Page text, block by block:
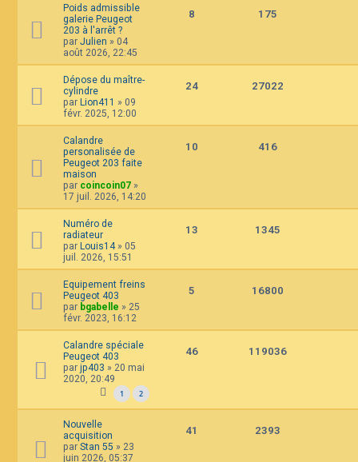
Poids admissible
galerie Peugeot
203 à l'arrêt ?
par Julien » 04
août 2026, 22:45
8 175
Dépose du maître-
cylindre
par Lion411 » 09
févr. 2025, 12:00
24 27022
Calandre
personalisée de
Peugeot 203 faite
maison
par coincoin07 »
17 juil. 2026, 14:20
10 416
Numéro de
radiateur
par Louis14» 05
juil. 2026, 15:51
13 1345
Equipement freins
Peugeot 403
par bgabelle » 25
févr. 2023, 16:12
5 16800
Calandre spéciale
Peugeot 403
par jp403 » 20 mai
2020, 20:49
1 2
46 119036
Nouvelle
acquisition
par Stan 55 » 23
juin 2026, 05:37
41 2393